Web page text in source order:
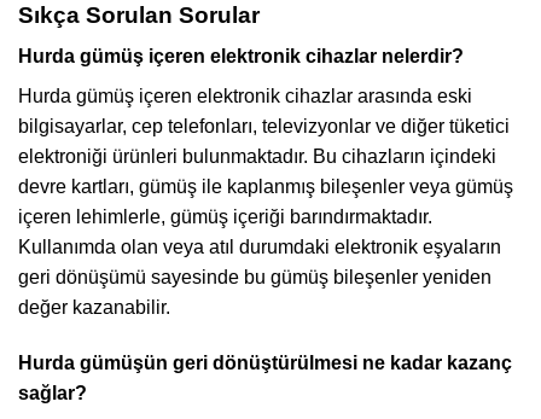
Sıkça Sorulan Sorular
Hurda gümüş içeren elektronik cihazlar nelerdir?
Hurda gümüş içeren elektronik cihazlar arasında eski
bilgisayarlar, cep telefonları, televizyonlar ve diğer tüketici
elektroniği ürünleri bulunmaktadır. Bu cihazların içindeki
devre kartları, gümüş ile kaplanmış bileşenler veya gümüş
içeren lehimlerle, gümüş içeriği barındırmaktadır.
Kullanımda olan veya atıl durumdaki elektronik eşyaların
geri dönüşümü sayesinde bu gümüş bileşenler yeniden
değer kazanabilir.
Hurda gümüşün geri dönüştürülmesi ne kadar kazanç
sağlar?